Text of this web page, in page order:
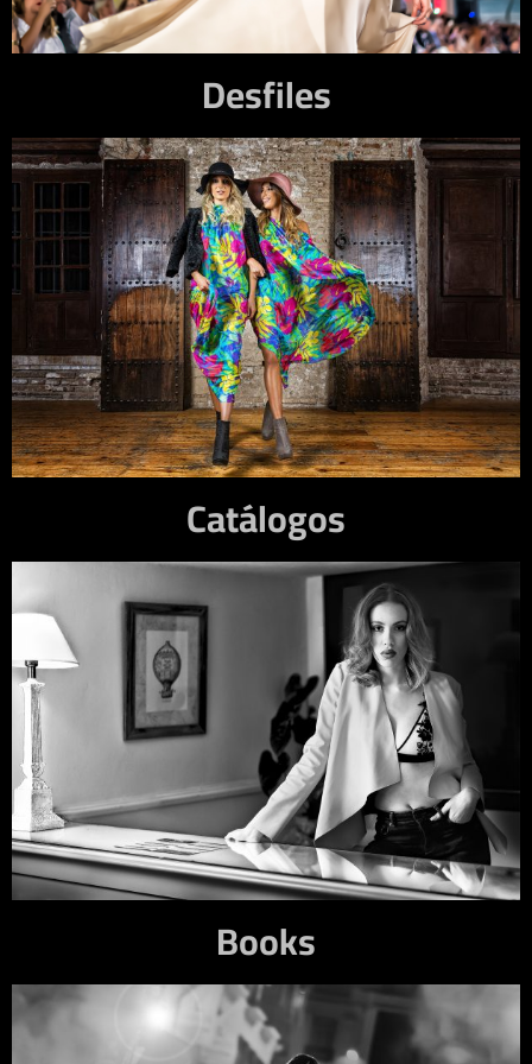
Desfiles
Catálogos
Books